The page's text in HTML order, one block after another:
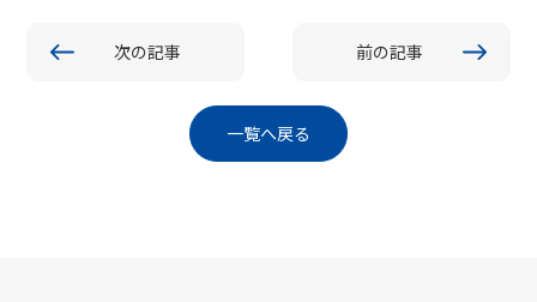
次の記事 前の記事
一覧へ戻る